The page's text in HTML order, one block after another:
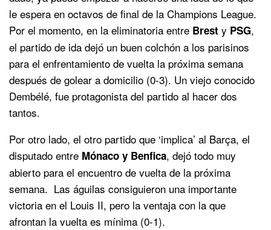
le espera en octavos de final de la Champions League.
Por el momento, en la eliminatoria entre Brest y PSG,
el partido de ida dejó un buen colchón a los parisinos
para el enfrentamiento de vuelta la próxima semana
después de golear a domicilio (0-3). Un viejo conocido
Dembélé, fue protagonista del partido al hacer dos
tantos.
Por otro lado, el otro partido que ‘implica’ al Barça, el
disputado entre Mónaco y Benfica, dejó todo muy
abierto para el encuentro de vuelta de la próxima
semana. Las águilas consiguieron una importante
victoria en el Louis II, pero la ventaja con la que
afrontan la vuelta es mínima (0-1).